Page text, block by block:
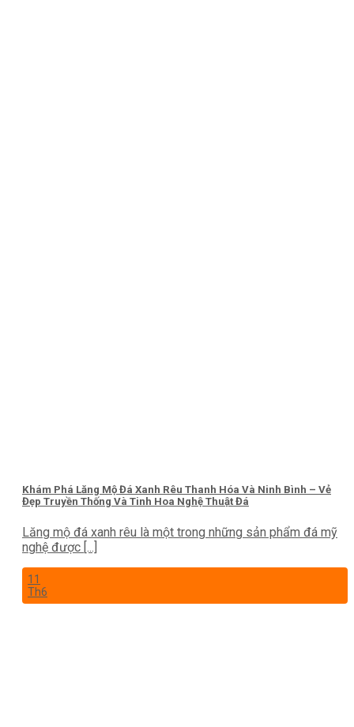
Khám Phá Lăng Mộ Đá Xanh Rêu Thanh Hóa Và Ninh Bình – Vẻ
Đẹp Truyền Thống Và Tinh Hoa Nghệ Thuật Đá
Lăng mộ đá xanh rêu là một trong những sản phẩm đá mỹ
nghệ được [...]
11
Th6